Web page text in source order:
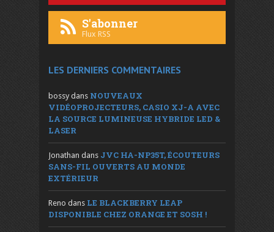
S'abonner
Flux RSS
LES DERNIERS COMMENTAIRES
bossy dans NOUVEAUX
VIDÉOPROJECTEURS, CASIO XJ-A AVEC
LA SOURCE LUMINEUSE HYBRIDE LED &
LASER
Jonathan dans JVC HA-NP35T, ÉCOUTEURS
SANS-FIL OUVERTS AU MONDE
EXTÉRIEUR
Reno dans LE BLACKBERRY LEAP
DISPONIBLE CHEZ ORANGE ET SOSH !